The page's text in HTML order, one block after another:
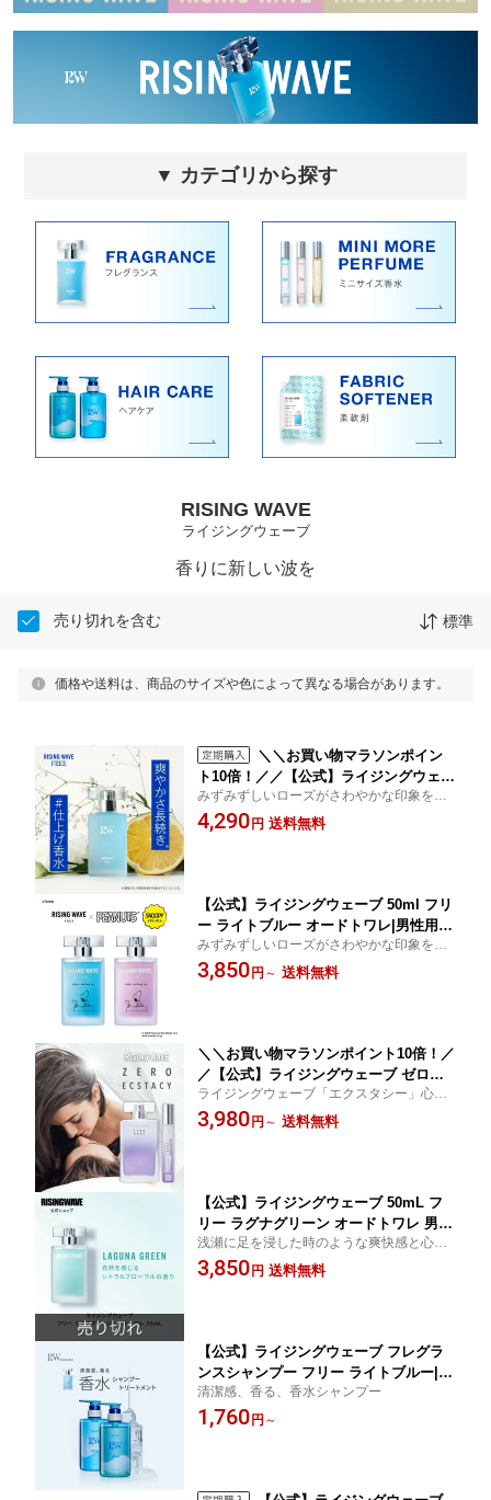
▼ カテゴリから探す
RISING WAVE
ライジングウェーブ
香りに新しい波を
売り切れを含む 標準
価格や送料は、商品のサイズや色によって異なる場合があります。
＼＼お買い物マラソンポイン
ト10倍！／／【公式】ライジングウェー
ブ 50mL フリー ライトブルー オードト
ワレ | 男性用 香水 フレグランス メンズ
みずみずしいローズがさわやかな印象を与
えるフローラルの香り
4,290円 送料無料
【公式】ライジングウェーブ 50ml フリ
ー ライトブルー オードトワレ|男性用
香水 フレグランス メンズ ギフト プレ
ゼント 父の日 ホワイトデー クリスマス
みずみずしいローズがさわやかな印象を与
えるフローラルの香り
3,850円 ～ 送料無料
＼＼お買い物マラソンポイント10倍！／
／【公式】ライジングウェーブ ゼロエ
クスタシー オードパルファム 100mL｜
香水 メンズ ギフト 誕生日 プレゼント
ライジングウェーブ「エクスタシー」心ま
で虜にする香り
3,980円 ～ 送料無料
【公式】ライジングウェーブ 50mL フ
リー ラグナグリーン オードトワレ 男性
用 香水 フレグランス 単品 アトマイザ
ー メンズ 30代 ミニボトル お試し 石鹸
浅瀬に足を浸した時のような爽快感と心地
の良いフレッシュシトラスフローラルの香
り
3,850円 送料無料
【公式】ライジングウェーブ フレグラ
ンスシャンプー フリー ライトブルー|男
性用 香水 シャンプー トリートメント
フレグランス メンズ ギフト プレゼント
清潔感、香る、香水シャンプー
1,760円 ～